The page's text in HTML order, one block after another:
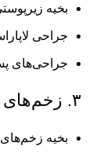
بخیه
جراحی
جراحی‌های
۳. زخم‌های اندام‌ها
بخیه